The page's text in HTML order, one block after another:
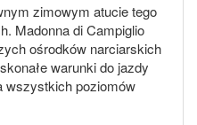
zimowym atucie tego
Madonna di Campiglio
ośrodków narciarskich
warunki do jazdy
wszystkich poziomów